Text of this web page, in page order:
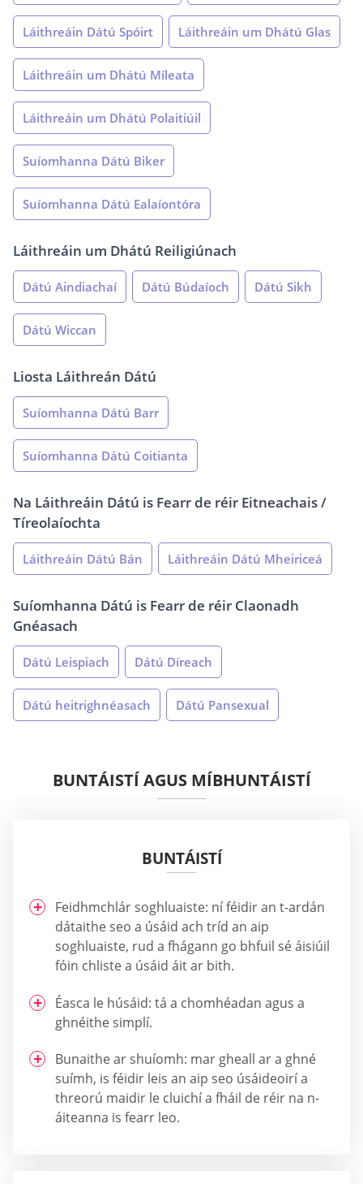
Láithreáin Dátú Spóirt Láithreáin um Dhátú Glas
Láithreáin um Dhátú Míleata
Láithreáin um Dhátú Polaitiúil
Suíomhanna Dátú Biker
Suíomhanna Dátú Ealaíontóra
Láithreáin um Dhátú Reiligiúnach
Dátú Aindiachaí Dátú Búdaíoch Dátú Sikh
Dátú Wiccan
Liosta Láithreán Dátú
Suíomhanna Dátú Barr
Suíomhanna Dátú Coitianta
Na Láithreáin Dátú is Fearr de réir Eitneachais /
Tíreolaíochta
Láithreáin Dátú Bán Láithreáin Dátú Mheiriceá
Suíomhanna Dátú is Fearr de réir Claonadh
Gnéasach
Dátú Leispiach Dátú Díreach
Dátú heitrighnéasach Dátú Pansexual
BUNTÁISTÍ AGUS MÍBHUNTÁISTÍ
BUNTÁISTÍ
Feidhmchlár soghluaiste: ní féidir an t-ardán
dátaithe seo a úsáid ach tríd an aip
soghluaiste, rud a fhágann go bhfuil sé áisiúil
fóin chliste a úsáid áit ar bith.
Éasca le húsáid: tá a chomhéadan agus a
ghnéithe simplí.
Bunaithe ar shuíomh: mar gheall ar a ghné
suímh, is féidir leis an aip seo úsáideoirí a
threorú maidir le cluichí a fháil de réir na n-
áiteanna is fearr leo.